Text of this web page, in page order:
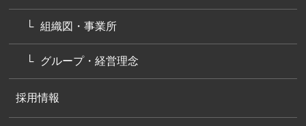
組織図・事業所
グループ・経営理念
採用情報